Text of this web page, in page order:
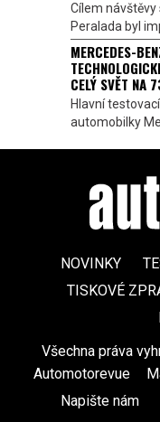
Cílem
Peralada byl
MERCEDES-
CELÝ SVĚT NA
Hlavní
automobilky
NOVINKY
TISKOVÉ
Všechna práva
Automotorevue
Napište nám